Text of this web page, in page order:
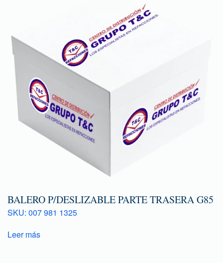
BALERO P/DESLIZABLE PARTE TRASERA G85
SKU: 007 981 1325
Leer más